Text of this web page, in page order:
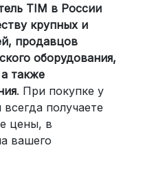
регионов
с
до
2 дней) или
(от 3 дней).
от300
TIM в России
крупных и
продавцов
оборудования,
также
. При покупке у
получаете
цены, в
вашего